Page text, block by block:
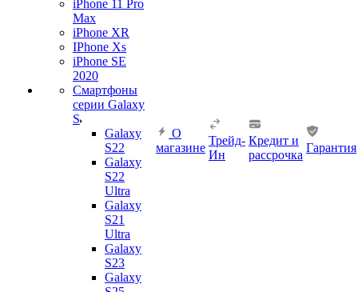
iPhone 11 Pro
Max
iPhone XR
IPhone Xs
iPhone SE
2020
Смартфоны
серии Galaxy
S
Galaxy
S22
Galaxy
S22
Ultra
Galaxy
S21
Ultra
Galaxy
S23
Galaxy
О
магазине
Трейд-
Ин
Кредит и
рассрочка
Гарантия